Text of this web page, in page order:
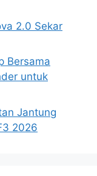
2.0 Sekar
Bersama
untuk
Jantung
2026